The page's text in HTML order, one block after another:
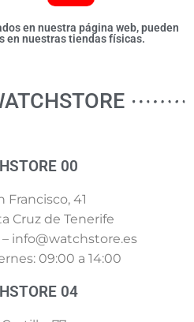
en nuestra página web, pueden
en nuestras tiendas físicas.
00
Francisco, 41
Cruz de Tenerife
– info@watchstore.es
09:00 a 14:00
04